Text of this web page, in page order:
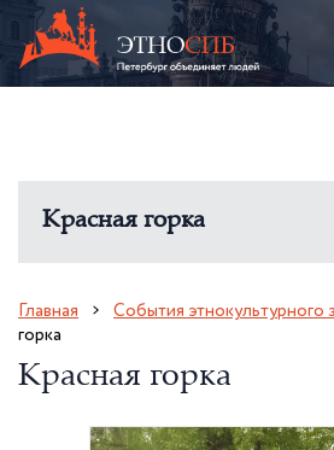
Красная горка
Главная События этнокультурного
горка
Красная горка